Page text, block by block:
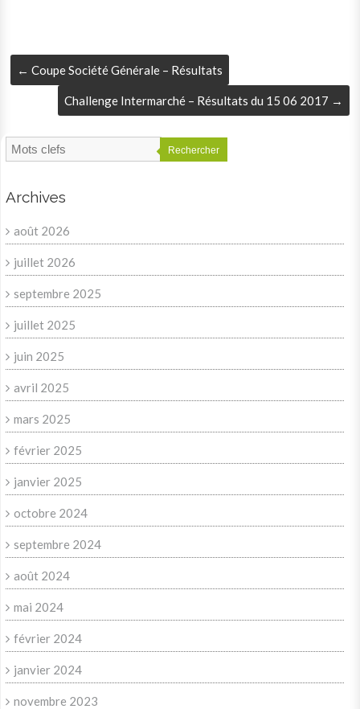
← Coupe Société Générale – Résultats
Challenge Intermarché – Résultats du 15 06 2017 →
Rechercher
Archives
août 2026
juillet 2026
septembre 2025
juillet 2025
juin 2025
avril 2025
mars 2025
février 2025
janvier 2025
octobre 2024
septembre 2024
août 2024
mai 2024
février 2024
janvier 2024
novembre 2023